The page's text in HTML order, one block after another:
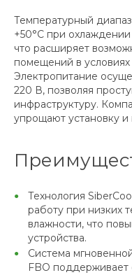
Температурный
+50°С при
что расширяет
помещений в условиях
Электропитание
220 В, позволяя
инфраструктуру.
упрощают установку и
Технология
работу при низких
влажности, что
устройства.
Система
FBO поддерживает